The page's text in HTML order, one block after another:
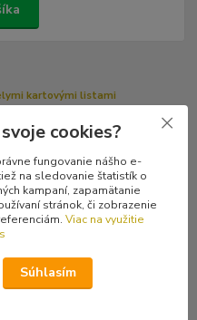
kartovými listami
cookies?
fungovanie nášho e-
na sledovanie štatistík o
kampaní, zapamätanie
stránok, či zobrazenie
Viac na využitie
Súhlasím